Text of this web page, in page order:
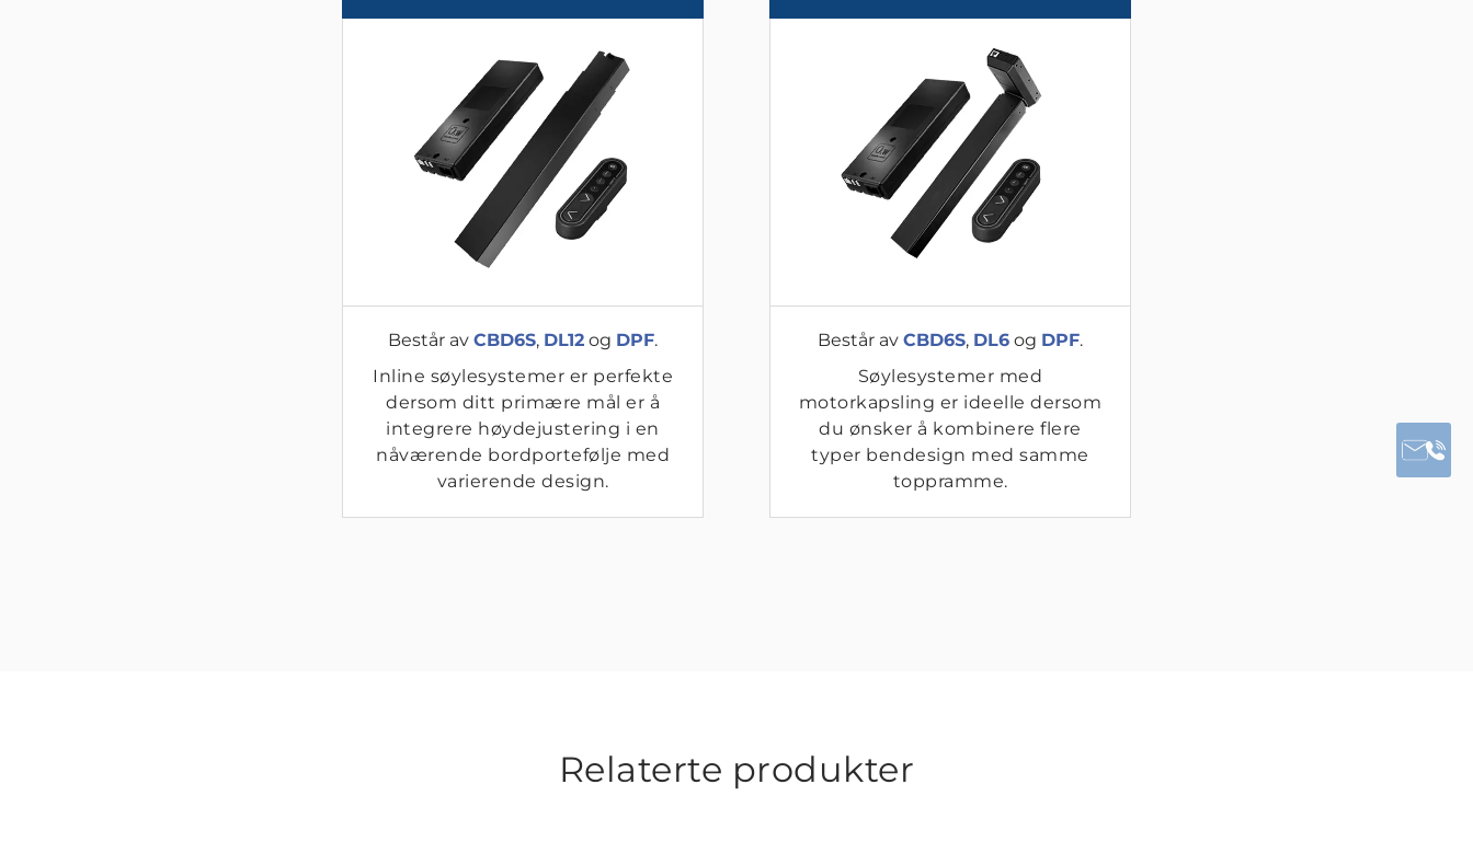
Består av CBD6S, DL12 og DPF.
Inline søylesystemer er perfekte
dersom ditt primære mål er å
integrere høydejustering i en
nåværende bordportefølje med
varierende design.
Består av CBD6S, DL6 og DPF.
Søylesystemer med
motorkapsling er ideelle dersom
du ønsker å kombinere flere
typer bendesign med samme
toppramme.
Relaterte produkter